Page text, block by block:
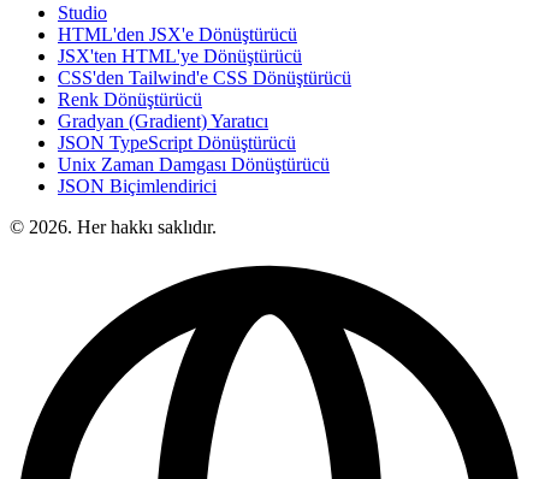
Studio
HTML'den JSX'e Dönüştürücü
JSX'ten HTML'ye Dönüştürücü
CSS'den Tailwind'e CSS Dönüştürücü
Renk Dönüştürücü
Gradyan (Gradient) Yaratıcı
JSON TypeScript Dönüştürücü
Unix Zaman Damgası Dönüştürücü
JSON Biçimlendirici
© 2026. Her hakkı saklıdır.